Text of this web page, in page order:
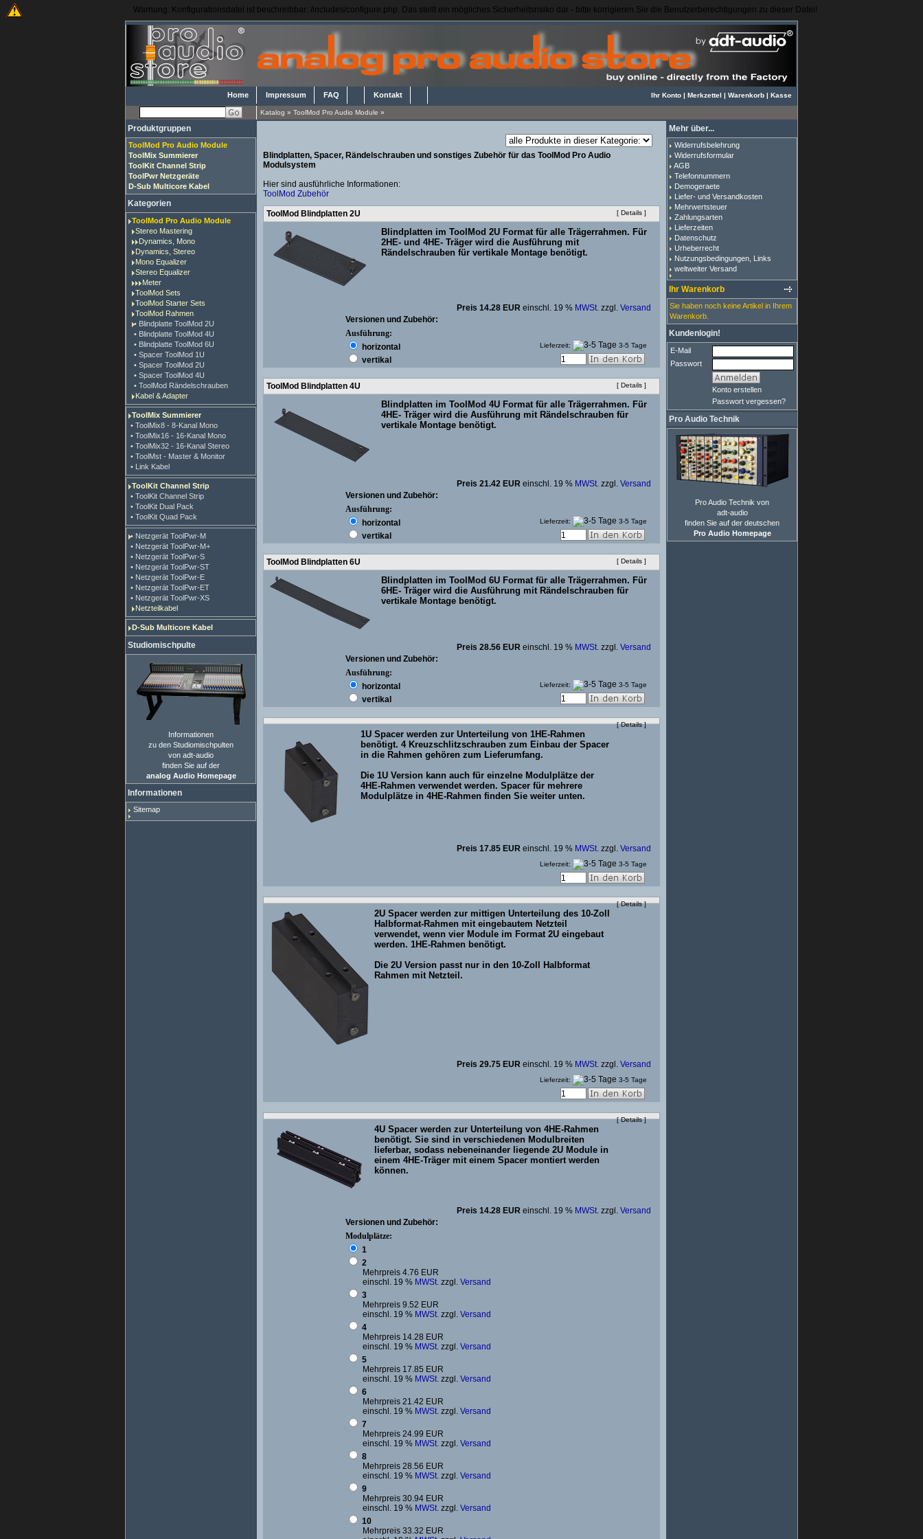
Warnung: Konfigurationsdatei ist beschreibbar: /includes/configure.php. Das stellt ein mögliches Sicherheitsrisiko dar - bitte korrigieren Sie die Benutzerberechtigungen zu dieser Datei!
Home Impressum FAQ Kontakt Ihr Konto | Merkzettel | Warenkorb | Kasse
Katalog » ToolMod Pro Audio Module »
Produktgruppen
ToolMod Pro Audio Module
ToolMix Summierer
ToolKit Channel Strip
ToolPwr Netzgeräte
D-Sub Multicore Kabel
Kategorien
ToolMod Pro Audio Module
Stereo Mastering
Dynamics, Mono
Dynamics, Stereo
Mono Equalizer
Stereo Equalizer
Meter
ToolMod Sets
ToolMod Starter Sets
ToolMod Rahmen
• Blindplatte ToolMod 2U
• Blindplatte ToolMod 4U
• Blindplatte ToolMod 6U
• Spacer ToolMod 1U
• Spacer ToolMod 2U
• Spacer ToolMod 4U
• ToolMod Rändelschrauben
Kabel & Adapter
ToolMix Summierer
• ToolMix8 - 8-Kanal Mono
• ToolMix16 - 16-Kanal Mono
• ToolMix32 - 16-Kanal Stereo
• ToolMst - Master & Monitor
• Link Kabel
ToolKit Channel Strip
• ToolKit Channel Strip
• ToolKit Dual Pack
• ToolKit Quad Pack
• Netzgerät ToolPwr-M
• Netzgerät ToolPwr-M+
• Netzgerät ToolPwr-S
• Netzgerät ToolPwr-ST
• Netzgerät ToolPwr-E
• Netzgerät ToolPwr-ET
• Netzgerät ToolPwr-XS
Netzteilkabel
D-Sub Multicore Kabel
Studiomischpulte
Informationen
zu den Studiomischpulten
von adt-audio
finden Sie auf der
analog Audio Homepage
Informationen
Sitemap
Mehr über...
Widerrufsbelehrung
Widerrufsformular
AGB
Telefonnummern
Demogeraete
Liefer- und Versandkosten
Mehrwertsteuer
Zahlungsarten
Lieferzeiten
Datenschutz
Urheberrecht
Nutzungsbedingungen, Links
weltweiter Versand
Ihr Warenkorb
Sie haben noch keine Artikel in Ihrem
Warenkorb.
Kundenlogin!
E-Mail
Passwort
Konto erstellen
Passwort vergessen?
Pro Audio Technik
Pro Audio Technik von
adt-audio
finden Sie auf der deutschen
Pro Audio Homepage
Blindplatten, Spacer, Rändelschrauben und sonstiges Zubehör für das ToolMod Pro Audio
Modulsystem
Hier sind ausführliche Informationen:
ToolMod Zubehör
[Details ]
ToolMod Blindplatten 2U
Blindplatten im ToolMod 2U Format für alle Trägerrahmen. Für
2HE- und 4HE- Träger wird die Ausführung mit
Rändelschrauben für vertikale Montage benötigt.
Preis 14.28 EUReinschl. 19 % MWSt. zzgl.Versand
Versionen und Zubehör:
Ausführung:
horizontal
vertikal
Lieferzeit: 3-5 Tage
[Details ]
ToolMod Blindplatten 4U
Blindplatten im ToolMod 4U Format für alle Trägerrahmen. Für
4HE- Träger wird die Ausführung mit Rändelschrauben für
vertikale Montage benötigt.
Preis 21.42 EUReinschl. 19 % MWSt. zzgl.Versand
Versionen und Zubehör:
Ausführung:
horizontal
vertikal
Lieferzeit: 3-5 Tage
[Details ]
ToolMod Blindplatten 6U
Blindplatten im ToolMod 6U Format für alle Trägerrahmen. Für
6HE- Träger wird die Ausführung mit Rändelschrauben für
vertikale Montage benötigt.
Preis 28.56 EUReinschl. 19 % MWSt. zzgl.Versand
Versionen und Zubehör:
Ausführung:
horizontal
vertikal
Lieferzeit: 3-5 Tage
[Details]
1U Spacer werden zur Unterteilung von 1HE-Rahmen
benötigt. 4 Kreuzschlitzschrauben zum Einbau der Spacer
in die Rahmen gehören zum Lieferumfang.
Die 1U Version kann auch für einzelne Modulplätze der
4HE-Rahmen verwendet werden. Spacer für mehrere
Modulplätze in 4HE-Rahmen finden Sie weiter unten.
Preis 17.85 EUReinschl. 19 % MWSt. zzgl.Versand
Lieferzeit: 3-5 Tage
[Details]
2U Spacer werden zur mittigen Unterteilung des 10-Zoll
Halbformat-Rahmen mit eingebautem Netzteil
verwendet, wenn vier Module im Format 2U eingebaut
werden. 1HE-Rahmen benötigt.
Die 2U Version passt nur in den 10-Zoll Halbformat
Rahmen mit Netzteil.
Preis 29.75 EUReinschl. 19 % MWSt. zzgl.Versand
Lieferzeit: 3-5 Tage
[Details]
4U Spacer werden zur Unterteilung von 4HE-Rahmen
benötigt. Sie sind in verschiedenen Modulbreiten
lieferbar, sodass nebeneinander liegende 2U Module in
einem 4HE-Träger mit einem Spacer montiert werden
können.
Preis 14.28 EUReinschl. 19 % MWSt. zzgl.Versand
Versionen und Zubehör:
Modulplätze:
1
2
Mehrpreis 4.76 EUR
einschl. 19 % MWSt.zzgl. Versand
3
Mehrpreis 9.52 EUR
einschl. 19 % MWSt.zzgl. Versand
4
Mehrpreis 14.28 EUR
einschl. 19 % MWSt.zzgl. Versand
5
Mehrpreis 17.85 EUR
einschl. 19 % MWSt.zzgl. Versand
6
Mehrpreis 21.42 EUR
einschl. 19 % MWSt.zzgl. Versand
7
Mehrpreis 24.99 EUR
einschl. 19 % MWSt.zzgl. Versand
8
Mehrpreis 28.56 EUR
einschl. 19 % MWSt.zzgl. Versand
9
Mehrpreis 30.94 EUR
einschl. 19 % MWSt.zzgl. Versand
10
Mehrpreis 33.32 EUR